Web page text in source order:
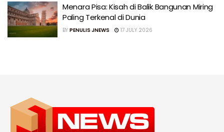
Menara Pisa: Kisah di Balik Bangunan Miring
Paling Terkenal di Dunia
BY PENULIS JNEWS 17 JULY 2026